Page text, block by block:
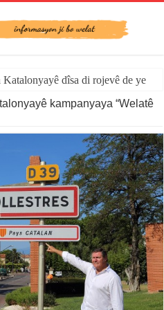
dîsa di rojevê de ye
kampanyaya “Welatê